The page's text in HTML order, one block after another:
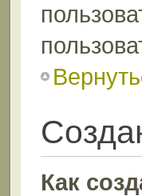
Как